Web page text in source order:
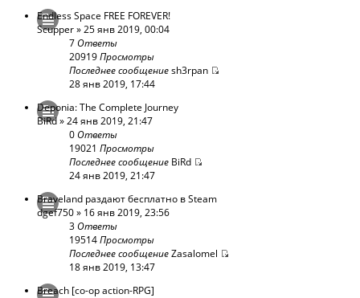
Endless Space FREE FOREVER!
Scupper» 25 янв 2019, 00:04
7Ответы
20919Просмотры
Последнее сообщениеsh3rpan
28 янв 2019, 17:44
Deponia: The Complete Journey
BiRd» 24 янв 2019, 21:47
0Ответы
19021 Просмотры
Последнее сообщение BiRd
24 янв 2019, 21:47
Braveland раздают бесплатно в Steam
dgef750» 16 янв 2019, 23:56
3Ответы
19514Просмотры
Последнее сообщениеZasalomel
18 янв 2019, 13:47
Breach [co-op action-RPG]